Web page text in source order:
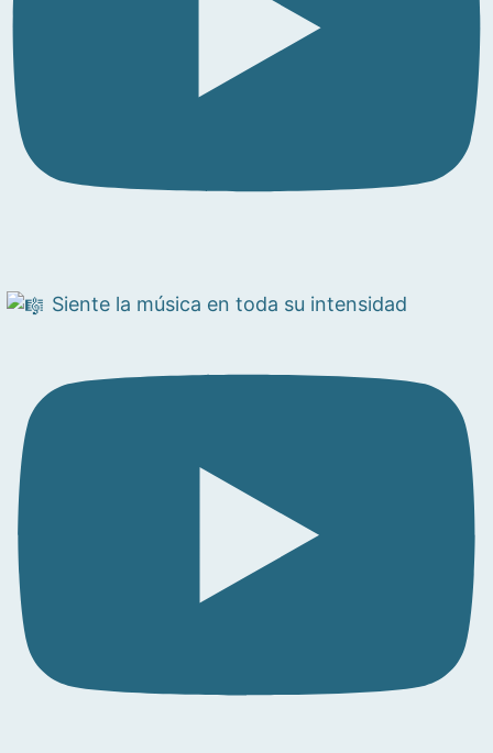
Siente la música en toda su intensidad